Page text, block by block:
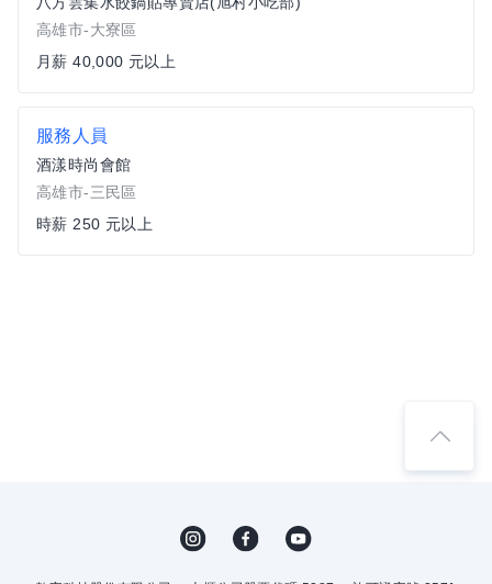
高雄市-大寮區
月薪 40,000 元以上
服務人員
酒漾時尚會館
高雄市-三民區
時薪 250 元以上